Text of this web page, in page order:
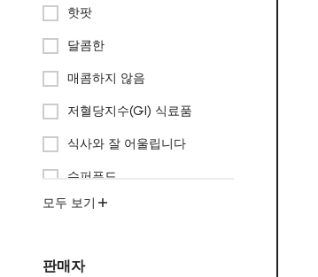
핫팟
달콤한
매콤하지 않음
저혈당지수(GI) 식료품
식사와 잘 어울립니다
슈퍼푸드
모두 보기
판매자